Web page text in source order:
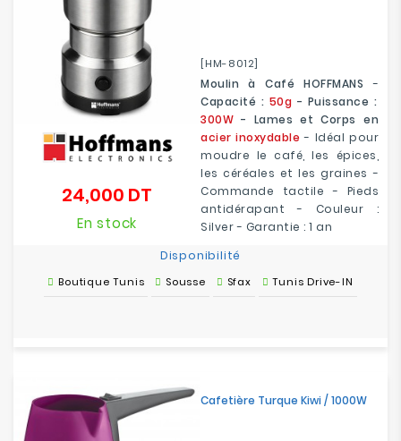
Réseau
Sécurité
Mobilités
Loisirs
[HM-8012]
Moulin à Café HOFFMANS-
Capacité : 50g - Puissance :
300W - Lames et Corps en
acier inoxydable - Idéal pour
moudre le café, les épices,
les céréales et les graines -
Commande tactile - Pieds
antidérapant - Couleur :
Silver - Garantie : 1 an
24,000 DT
En stock
Disponibilité
Boutique Tunis Sousse Sfax Tunis Drive-IN
Cafetière Turque Kiwi / 1000W